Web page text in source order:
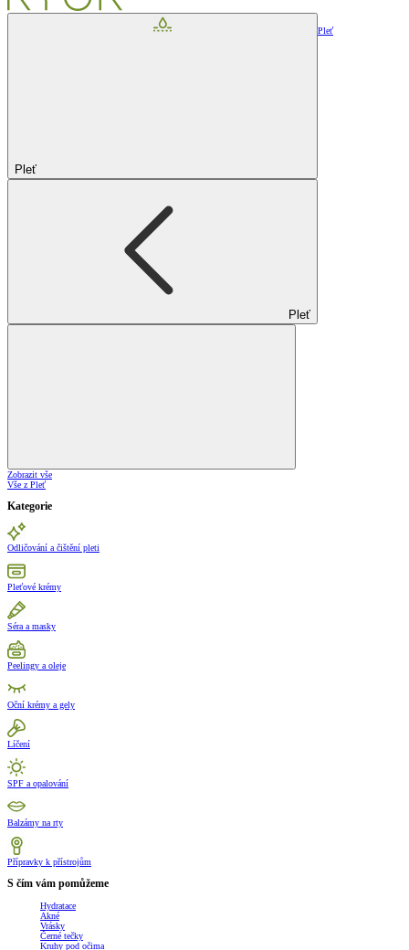
Pleť
Pleť
Pleť
Zobrazit vše
Vše z Pleť
Kategorie
Odličování a čištění pleti
Pleťové krémy
Séra a masky
Peelingy a oleje
Oční krémy a gely
Líčení
SPF a opalování
Balzámy na rty
Přípravky k přístrojům
S čím vám pomůžeme
Hydratace
Akné
Vrásky
Černé tečky
Kruhy pod očima